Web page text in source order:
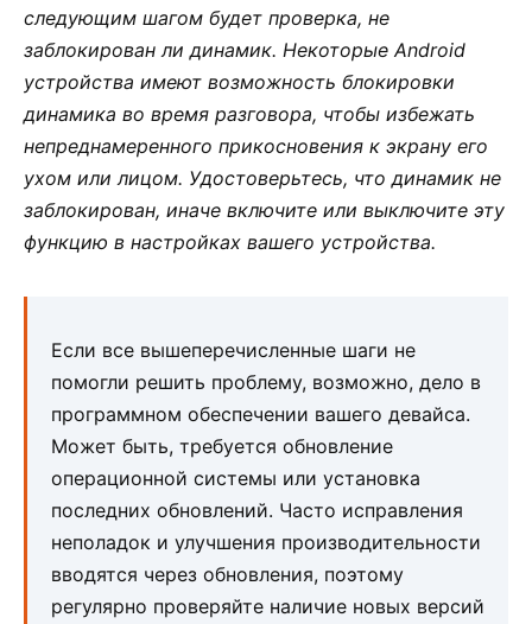
следующим шагом будет проверка, не
заблокирован ли динамик. Некоторые Android
устройства имеют возможность блокировки
динамика во время разговора, чтобы избежать
непреднамеренного прикосновения к экрану его
ухом или лицом. Удостоверьтесь, что динамик не
заблокирован, иначе включите или выключите эту
функцию в настройках вашего устройства.
Если все вышеперечисленные шаги не
помогли решить проблему, возможно, дело в
программном обеспечении вашего девайса.
Может быть, требуется обновление
операционной системы или установка
последних обновлений. Часто исправления
неполадок и улучшения производительности
вводятся через обновления, поэтому
регулярно проверяйте наличие новых версий